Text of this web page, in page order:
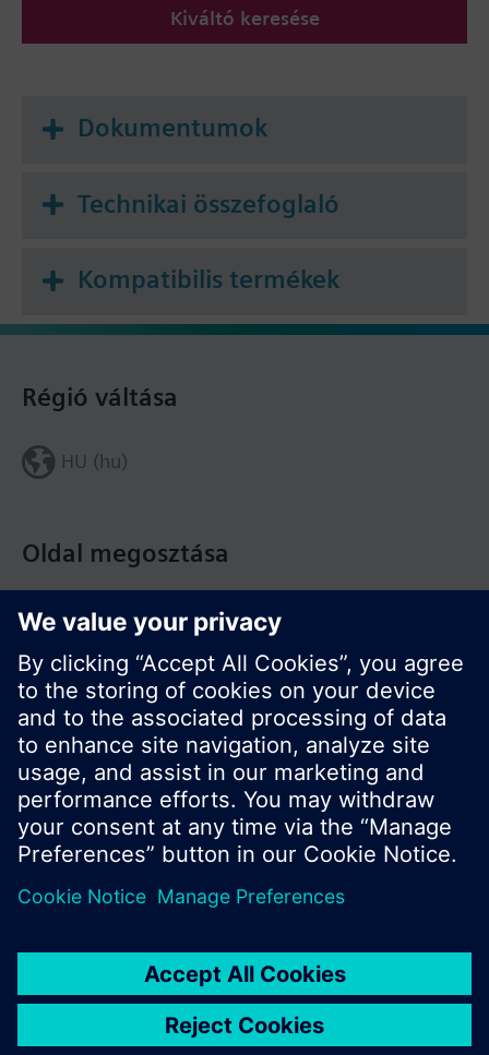
Kiváltó keresése
Dokumentumok
Technikai összefoglaló
Kompatibilis termékek
Oldal megosztása
Régió váltása
HU (hu)
© Siemens Switzerland Ltd. Building Technologies
Division - 2016
A termékválaszték és az árak országonként
Biztonsági előírás
A felhasználás feltételei